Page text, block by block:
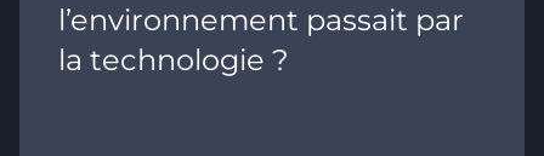
l’environnement passait par
la technologie ?